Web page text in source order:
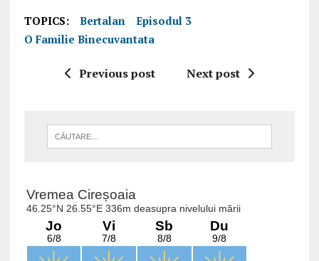
TOPICS: Bertalan
Episodul 3
O Familie Binecuvantata
Previous post Next post